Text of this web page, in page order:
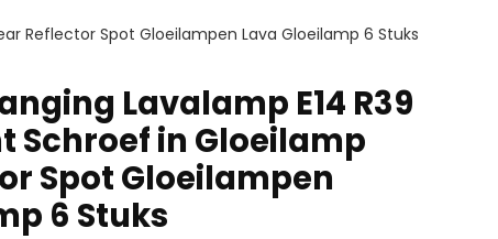
Reflector Spot Gloeilampen Lava Gloeilamp 6 Stuks
Lavalamp E14 R39
Schroef in Gloeilamp
Spot Gloeilampen
6 Stuks